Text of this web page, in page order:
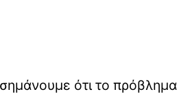
ότι το πρόβλημα